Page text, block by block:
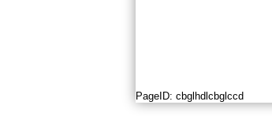
PageID: cbglhdlcbglccd